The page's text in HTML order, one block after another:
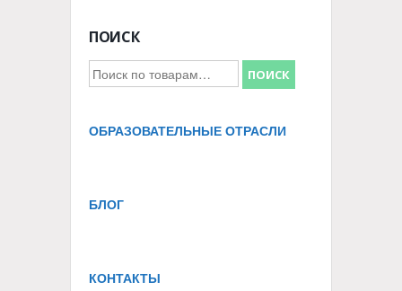
ПОИСК
Искать: ПОИСК
ОБРАЗОВАТЕЛЬНЫЕ ОТРАСЛИ
БЛОГ
КОНТАКТЫ